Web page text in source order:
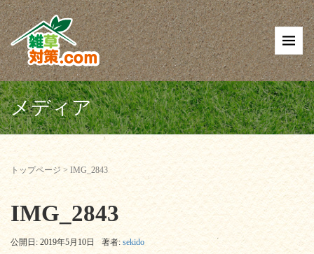
メディア
トップページ> IMG_2843
IMG_2843
公開日: 2019年5月10日 著者: sekido